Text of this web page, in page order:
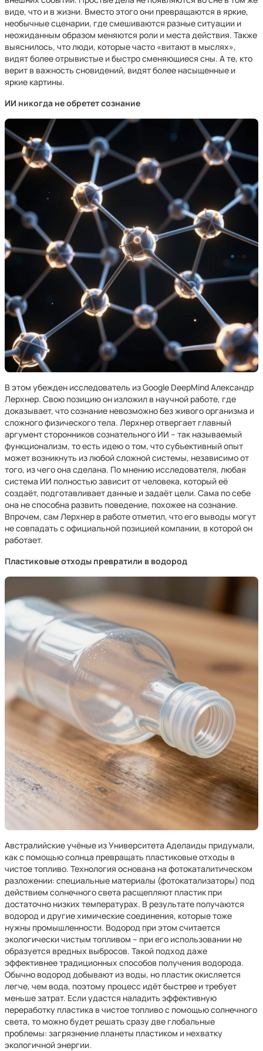
виде, что и в жизни. Вместо этого они превращаются в яркие,
необычные сценарии, где смешиваются разные ситуации и
неожиданным образом меняются роли и места действия. Также
выяснилось, что люди, которые часто «витают в мыслях»,
видят более отрывистые и быстро сменяющиеся сны. А те, кто
верит в важность сновидений, видят более насыщенные и
яркие картины.
ИИ никогда не обретет сознание
В этом убежден исследователь из Google DeepMind Александр
Лерхнер. Свою позицию он изложил в научной работе, где
доказывает, что сознание невозможно без живого организма и
сложного физического тела. Лерхнер отвергает главный
аргумент сторонников сознательного ИИ – так называемый
функционализм, то есть идею о том, что субъективный опыт
может возникнуть из любой сложной системы, независимо от
того, из чего она сделана. По мнению исследователя, любая
система ИИ полностью зависит от человека, который её
создаёт, подготавливает данные и задаёт цели. Сама по себе
она не способна развить поведение, похожее на сознание.
Впрочем, сам Лерхнер в работе отметил, что его выводы могут
не совпадать с официальной позицией компании, в которой он
работает.
Пластиковые отходы превратили в водород
Австралийские учёные из Университета Аделаиды придумали,
как с помощью солнца превращать пластиковые отходы в
чистое топливо. Технология основана на фотокаталитическом
разложении: специальные материалы (фотокатализаторы) под
действием солнечного света расщепляют пластик при
достаточно низких температурах. В результате получаются
водород и другие химические соединения, которые тоже
нужны промышленности. Водород при этом считается
экологически чистым топливом – при его использовании не
образуется вредных выбросов. Такой подход даже
эффективнее традиционных способов получения водорода.
Обычно водород добывают из воды, но пластик окисляется
легче, чем вода, поэтому процесс идёт быстрее и требует
меньше затрат. Если удастся наладить эффективную
переработку пластика в чистое топливо с помощью солнечного
света, то можно будет решать сразу две глобальные
проблемы: загрязнение планеты пластиком и нехватку
экологичной энергии.